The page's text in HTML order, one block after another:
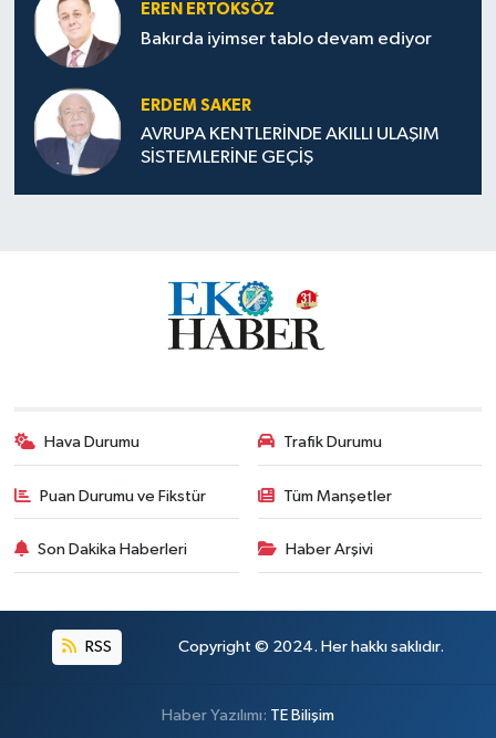
EREN ERTOKSÖZ
Bakırda iyimser tablo devam ediyor
ERDEM SAKER
AVRUPA KENTLERİNDE AKILLI ULAŞIM
SİSTEMLERİNE GEÇİŞ
Hava Durumu Trafik Durumu
Puan Durumu ve Fikstür Tüm Manşetler
Son Dakika Haberleri Haber Arşivi
RSS Copyright © 2024. Her hakkı saklıdır.
Haber Yazılımı: TE Bilişim